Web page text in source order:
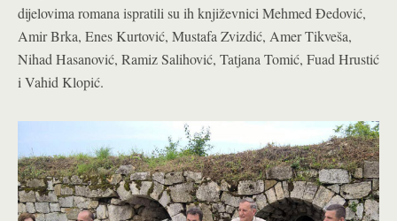
dijelovima romana ispratili su ih književnici Mehmed Đedović,
Amir Brka, Enes Kurtović, Mustafa Zvizdić, Amer Tikveša,
Nihad Hasanović, Ramiz Salihović, Tatjana Tomić, Fuad Hrustić
i Vahid Klopić.